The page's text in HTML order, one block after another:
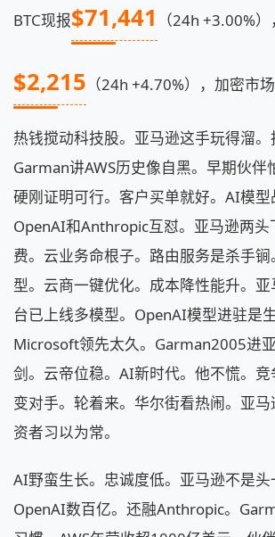
BTC现报$71,441 （24h +3.00%
$2,215 （24h +4.70%），加密市
热钱搅动科技股。亚马逊这手玩得溜。
Garman讲AWS历史像自黑。早期伙伴
硬刚证明可行。客户买单就好。AI模型
OpenAI和Anthropic互怼。亚马逊两头
费。云业务命根子。路由服务是杀手
型。云商一键优化。成本降性能升。
台已上线多模型。OpenAI模型进驻是生
Microsoft领先太久。Garman2005进
剑。云帝位稳。AI新时代。他不慌。
变对手。轮着来。华尔街看热闹。亚
资者习以为常。
AI野蛮生长。忠诚度低。亚马逊不是
OpenAI数百亿。还融Anthropic。